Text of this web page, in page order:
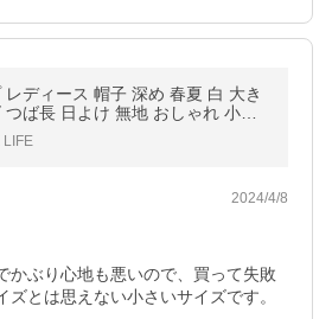
レディース 帽子 深め 春夏 白 大き
つば長 日よけ 無地 おしゃれ 小顔
ス お出掛け
LIFE
2024/4/8
かぶり心地も悪いので、買って失敗
ズとは思えない小さいサイズです。